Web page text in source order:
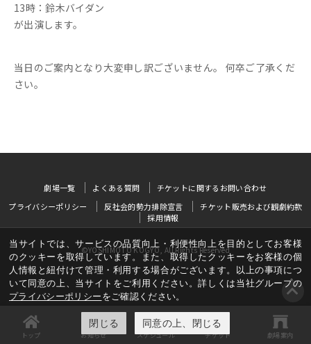
13時：鈴木バイダン
が出演します。
当日のご案内となり大変申し訳ございません。 何卒ご了承くだ
さい。
トップ お知らせ スケジュール チケット 劇場案内
当サイトでは、サービスの品質向上・利便性向上を目的としてお客様
のクッキーを取得しています。また、取得したクッキーをお客様の個
人情報と紐付けて管理・利用する場合がございます。以上の事項につ
いて同意の上、当サイトをご利用ください。詳しくは当社グループの
プライバシーポリシーをご確認ください。
閉じる 同意の上、閉じる
劇場一覧 よくある質問
チケットに関するお問い合わせ
プライバシーポリシー
反社会的勢力排除宣言
チケット販売および観劇約款
採用情報
©YOSHIMOTO KOGYO, All Rights Reserved